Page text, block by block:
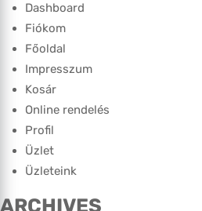
Dashboard
Fiókom
Főoldal
Impresszum
Kosár
Online rendelés
Profil
Üzlet
Üzleteink
ARCHIVES